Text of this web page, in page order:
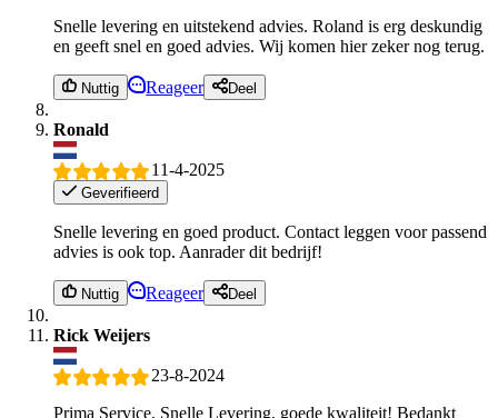
Snelle levering en uitstekend advies. Roland is erg deskundig
en geeft snel en goed advies. Wij komen hier zeker nog terug.
Nuttig Reageer Deel
Ronald
11-4-2025
Geverifieerd
Snelle levering en goed product. Contact leggen voor passend
advies is ook top. Aanrader dit bedrijf!
Nuttig Reageer Deel
Rick Weijers
23-8-2024
Prima Service, Snelle Levering, goede kwaliteit! Bedankt